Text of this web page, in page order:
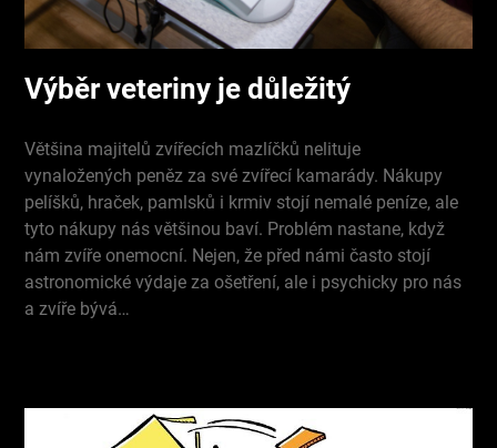
Výběr veteriny je důležitý
Většina majitelů zvířecích mazlíčků nelituje
vynaložených peněz za své zvířecí kamarády. Nákupy
pelíšků, hraček, pamlsků i krmiv stojí nemalé peníze, ale
tyto nákupy nás většinou baví. Problém nastane, když
nám zvíře onemocní. Nejen, že před námi často stojí
astronomické výdaje za ošetření, ale i psychicky pro nás
a zvíře bývá…